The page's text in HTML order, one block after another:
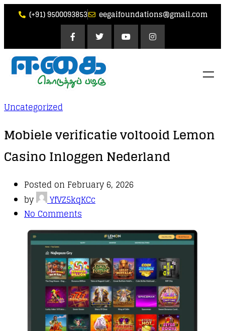
(+91) 9500093853 eegaifoundations@gmail.com
Uncategorized
Mobiele verificatie voltooid Lemon
Casino Inloggen Nederland
Posted on February 6, 2026
by
YfVZ5kqKCc
No Comments